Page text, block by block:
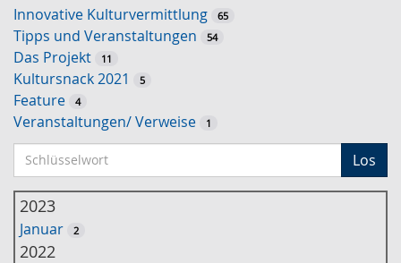
Innovative Kulturvermittlung 65
Tipps und Veranstaltungen 54
Das Projekt 11
Kultursnack 2021 5
Feature 4
Veranstaltungen/ Verweise 1
c
h
ü
Los
2023
Januar 2
2022